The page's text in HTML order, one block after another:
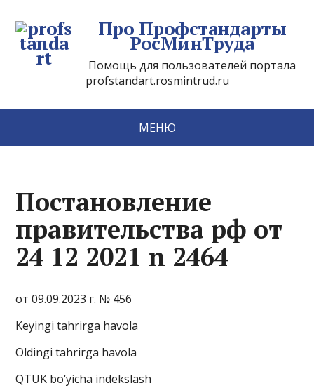
Про Профстандарты
РосМинТруда
Помощь для пользователей портала
profstandart.rosmintrud.ru
МЕНЮ
Постановление
правительства рф от
24 12 2021 n 2464
от 09.09.2023 г. № 456
Keyingi tahrirga havola
Oldingi tahrirga havola
QTUK bo‘yicha indekslash